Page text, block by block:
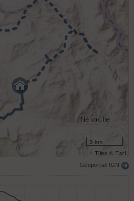
3 km
Tiles © Esri
Géoportail IGN